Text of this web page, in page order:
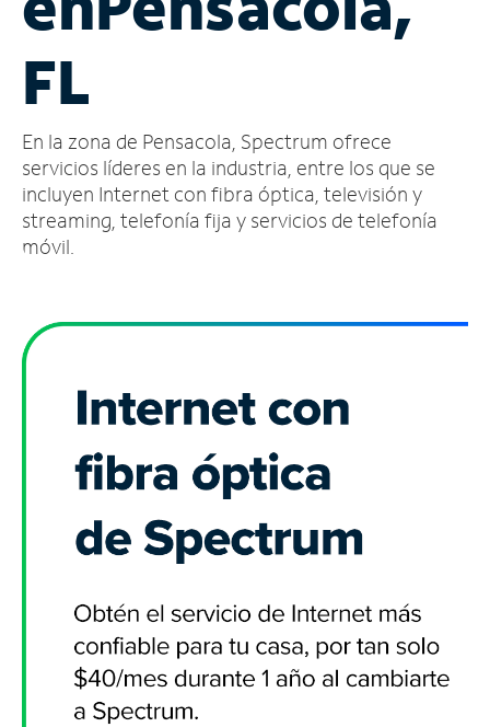
cuenta
Encuentra
tienda
FL
En la zona de Pensacola, Spectrum ofrece
servicios líderes en la industria, entre los que se
incluyen Internet con fibra óptica, televisión y
streaming, telefonía fija y servicios de telefonía
móvil.